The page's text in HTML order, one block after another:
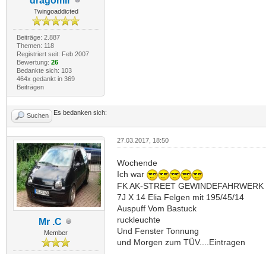
Twingoaddicted
Beiträge: 2.887
Themen: 118
Registriert seit: Feb 2007
Bewertung: 26
Bedankte sich: 103
464x gedankt in 369
Beiträgen
Suchen Es bedanken sich:
Mr .C
Member
27.03.2017, 18:50
Wochende
Ich war
FK AK-STREET GEWINDEFAHRWERK
7J X 14 Elia Felgen mit 195/45/14
Auspuff Vom Bastuck
ruckleuchte
Und Fenster Tonnung
und Morgen zum TÜV....Eintragen